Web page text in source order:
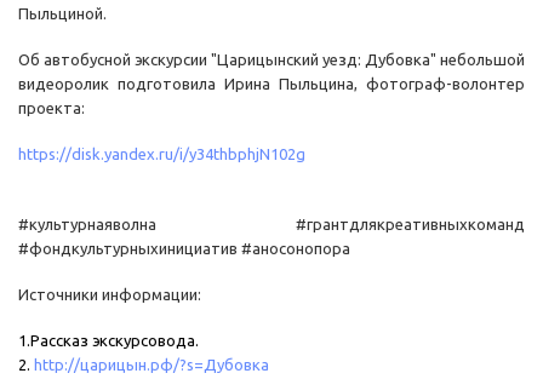
Пыльциной.
Об автобусной экскурсии "Царицынский уезд: Дубовка" небольшой
видеоролик подготовила Ирина Пыльцина, фотограф-волонтер
проекта:
https://disk.yandex.ru/i/y34thbphjN102g
#культурнаяволна #грантдлякреативныхкоманд
#фондкультурныхинициатив #аносонопора
Источники информации:
1.Рассказ экскурсовода.
2. http://царицын.рф/?s=Дубовка